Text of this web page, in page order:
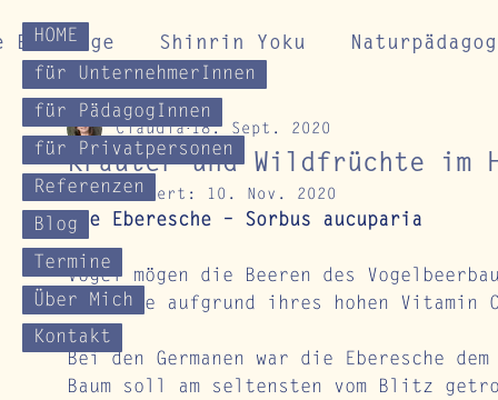
HOME
für UnternehmerInnen
für PädagogInnen
für Privatpersonen
Referenzen
Blog
Termine
Über Mich
Kontakt
Beiträge Shinrin Yoku
Gesundheitskurse Impulse für
Kräuter und Wildfrüchte im
Claudia 18. Sept. 2020
Aktualisiert: 10. Nov. 2020
Die Eberesche – Sorbus aucuparia
Vögel mögen die Beeren des
sind sie aufgrund ihres hohen Vitamin
Bei den Germanen war die Eberesche
Baum soll am seltensten vom Blitz